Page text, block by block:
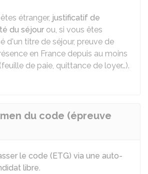
étranger, justificatif de
du séjour ou, si vous êtes
d'un titre de séjour, preuve de
en France depuis au moins
de paie, quittance de loyer…).
du code (épreuve
le code (ETG) via une auto-
libre.